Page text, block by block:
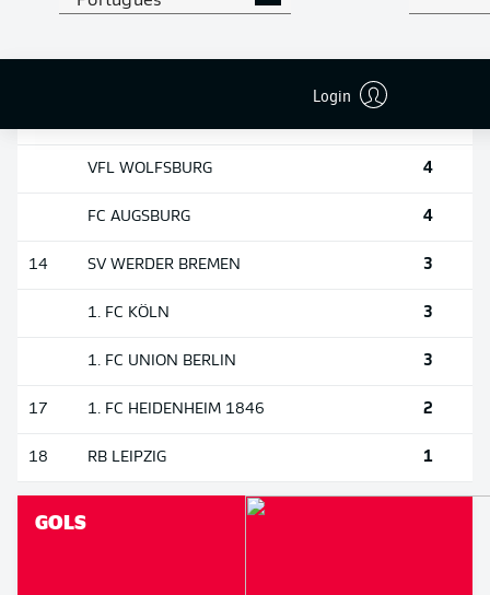
Login
GOLS
VFL WOLFSBURG 4
FC AUGSBURG 4
14 SV WERDER BREMEN 3
1. FC KÖLN 3
1. FC UNION BERLIN 3
17 1. FC HEIDENHEIM 1846 2
18 RB LEIPZIG 1